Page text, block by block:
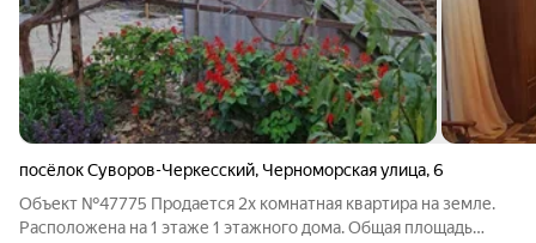
посёлок Суворов-Черкесский, Черноморская улица,6
Объект №47775 Продается 2х комнатная квартира на земле.
Расположена на 1 этаже 1 этажного дома. Общая площадь